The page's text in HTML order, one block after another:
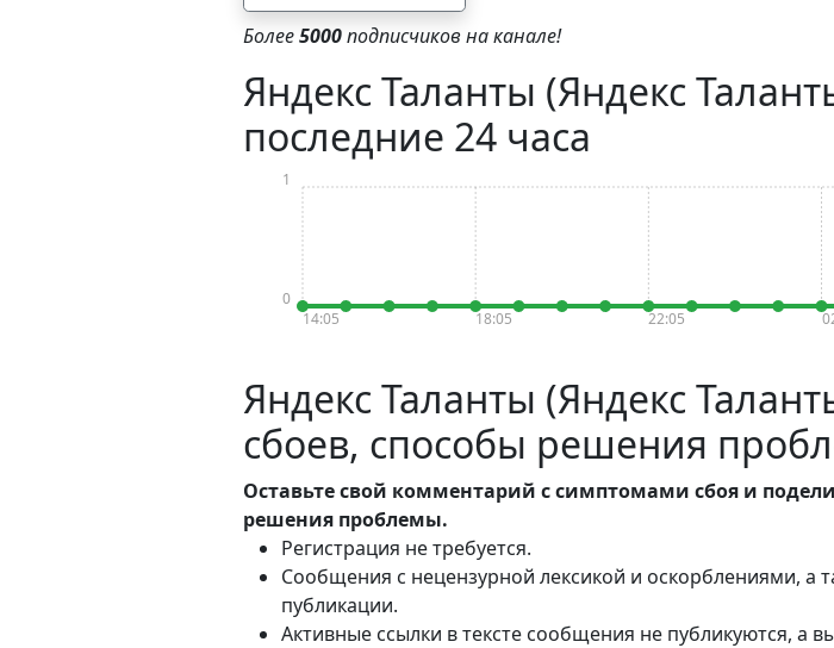
Более5000подписчиков на канале!
Яндекс Таланты (Яндекс
последние 24 часа
14:05 18:05 22:05
0
1
Яндекс Таланты (Яндекс
сбоев, способы решения
Оставьте свой комментарий с симптомами сбоя и
решения проблемы.
Регистрация не требуется.
Сообщения с нецензурной лексикой и оскорблениями,
публикации.
Активные ссылки в тексте сообщения не публикуются, а